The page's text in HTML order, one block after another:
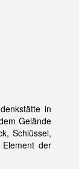
in
Gelände
Schlüssel,
der